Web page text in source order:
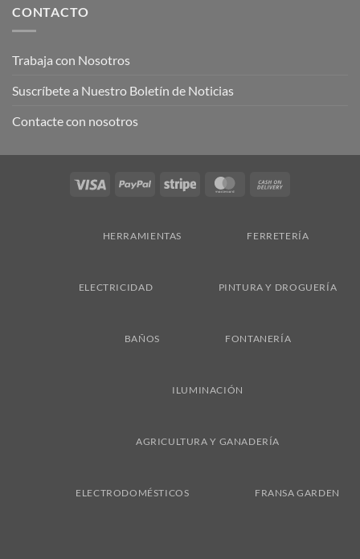
CONTACTO
Trabaja con Nosotros
Suscríbete a Nuestro Boletín de Noticias
Contacte con nosotros
Visa PayPal Stripe MasterCard
HERRAMIENTAS FERRETERÍA
ELECTRICIDAD PINTURA Y DROGUERÍA
BAÑOS FONTANERÍA
ILUMINACIÓN
AGRICULTURA Y GANADERÍA
ELECTRODOMÉSTICOS FRANSA GARDEN